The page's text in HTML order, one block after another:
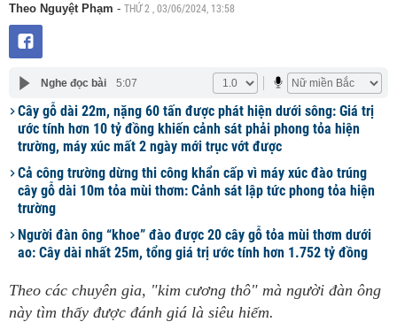
Theo Nguyệt Phạm - THỨ 2 , 03/06/2024, 13:58
Nghe đọc bài 5:07
Cây gỗ dài 22m, nặng 60 tấn được phát hiện dưới sông: Giá trị
ước tính hơn 10 tỷ đồng khiến cảnh sát phải phong tỏa hiện
trường, máy xúc mất 2 ngày mới trục vớt được
Cả công trường dừng thi công khẩn cấp vì máy xúc đào trúng
cây gỗ dài 10m tỏa mùi thơm: Cảnh sát lập tức phong tỏa hiện
trường
Người đàn ông “khoe” đào được 20 cây gỗ tỏa mùi thơm dưới
ao: Cây dài nhất 25m, tổng giá trị ước tính hơn 1.752 tỷ đồng
Theo các chuyên gia, "kim cương thô" mà người đàn ông
này tìm thấy được đánh giá là siêu hiếm.